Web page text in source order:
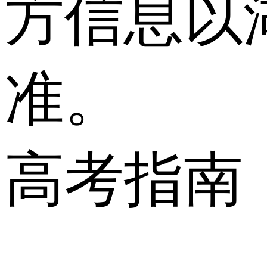
方信息以
准。
高考指南